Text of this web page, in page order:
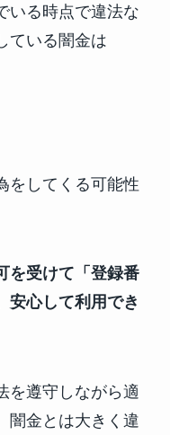
いる時点で違法な
ている闇金は
をしてくる可能性
を受けて「登録番
安心して利用でき
を遵守しながら適
闇金とは大きく違